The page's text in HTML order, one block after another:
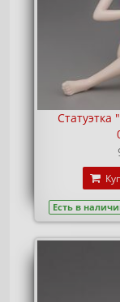
Статуэтка
Есть в